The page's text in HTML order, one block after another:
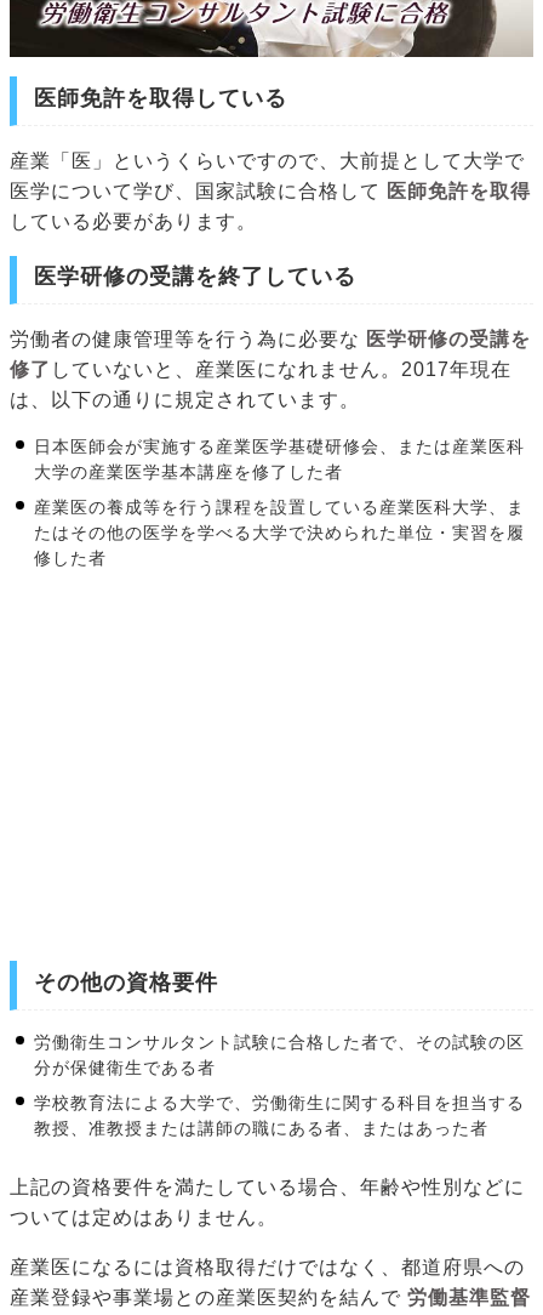
医師免許を取得している
産業「医」というくらいですので、大前提として大学で
医学について学び、国家試験に合格して
医師免許を取得
している必要があります。
医学研修の受講を終了している
労働者の健康管理等を行う為に必要な 医学研修の受講を
修了 していないと、産業医になれません。2017年現在
は、以下の通りに規定されています。
日本医師会が実施する産業医学基礎研修会、または産業医科
大学の産業医学基本講座を修了した者
産業医の養成等を行う課程を設置している産業医科大学、ま
たはその他の医学を学べる大学で決められた単位・実習を履
修した者
その他の資格要件
労働衛生コンサルタント試験に合格した者で、その試験の区
分が保健衛生である者
学校教育法による大学で、労働衛生に関する科目を担当する
教授、准教授または講師の職にある者、またはあった者
上記の資格要件を満たしている場合、年齢や性別などに
ついては定めはありません。
産業医になるには資格取得だけではなく、都道府県への
産業登録や事業場との産業医契約を結んで 労働基準監督